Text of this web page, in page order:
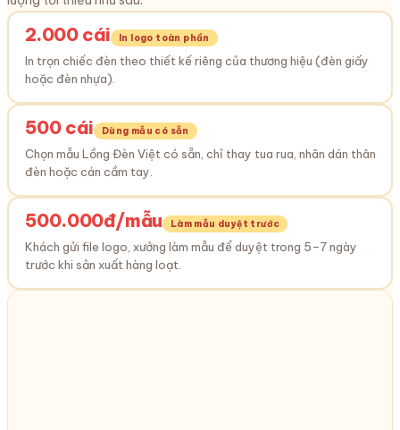
2.000 cái In logo toàn phần
In trọn chiếc đèn theo thiết kế riêng của thương hiệu (đèn giấy
hoặc đèn nhựa).
500 cái Dùng mẫu có sẵn
Chọn mẫu Lồng Đèn Việt có sẵn, chỉ thay tua rua, nhãn dán thân
đèn hoặc cán cầm tay.
500.000đ/mẫu Làm mẫu duyệt trước
Khách gửi file logo, xưởng làm mẫu để duyệt trong 5–7 ngày
trước khi sản xuất hàng loạt.